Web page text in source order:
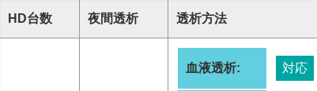
HD台数 夜間透析 透析方法
血液透析: 対応